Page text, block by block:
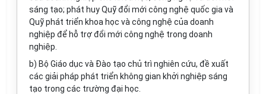
sáng tạo; phát huy Quỹ đổi mới công nghệ quốc gia và
Quỹ phát triển khoa học và công nghệ của doanh
nghiệp để hỗ trợ đổi mới công nghệ trong doanh
nghiệp.
b) Bộ Giáo dục và Đào tạo chủ trì nghiên cứu, đề xuất
các giải pháp phát triển không gian khởi nghiệp sáng
tạo trong các trường đại học.